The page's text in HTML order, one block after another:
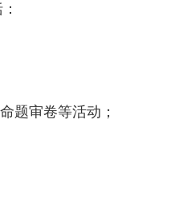
题审卷等活动；